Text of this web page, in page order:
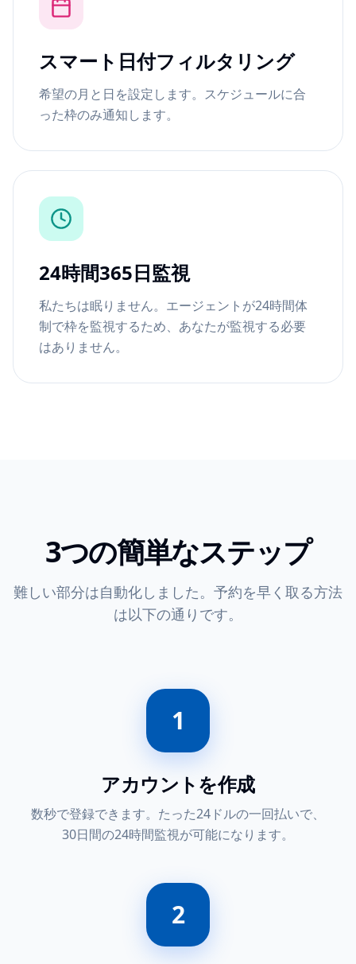
スマート日付フィルタリング
希望の月と日を設定します。スケジュールに合
った枠のみ通知します。
24時間365日監視
私たちは眠りません。エージェントが24時間体
制で枠を監視するため、あなたが監視する必要
はありません。
3つの簡単なステップ
難しい部分は自動化しました。予約を早く取る方法
は以下の通りです。
1
アカウントを作成
数秒で登録できます。たった24ドルの一回払いで、
30日間の24時間監視が可能になります。
2